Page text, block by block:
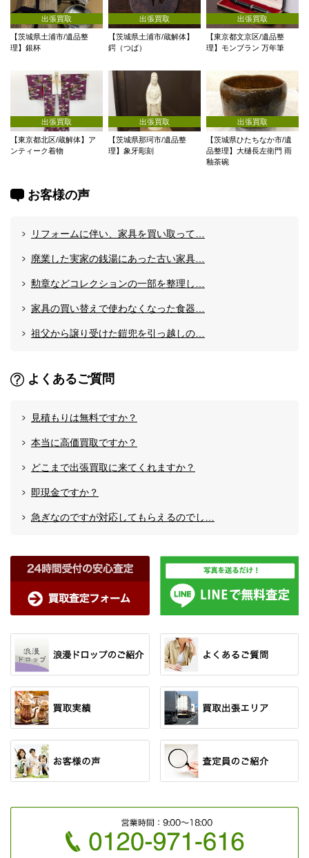
出張買取
【茨城県土浦市/遺品整
理】銀杯
出張買取
【茨城県土浦市/蔵解体】
鍔（つば）
出張買取
【東京都文京区/遺品整
理】モンブラン 万年筆
出張買取
【東京都北区/蔵解体】ア
ンティーク着物
出張買取
【茨城県那珂市/遺品整
理】象牙彫刻
出張買取
【茨城県ひたちなか市/遺
品整理】大樋長左衛門 雨
釉茶碗
お客様の声
リフォームに伴い、家具を買い取って…
廃業した実家の銭湯にあった古い家具…
勲章などコレクションの一部を整理し…
家具の買い替えで使わなくなった食器…
祖父から譲り受けた鎧兜を引っ越しの…
よくあるご質問
見積もりは無料ですか？
本当に高価買取ですか？
どこまで出張買取に来てくれますか？
即現金ですか？
急ぎなのですが対応してもらえるのでし…